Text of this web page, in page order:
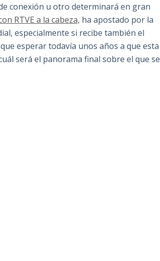
conexión u otro determinará en gran
RTVE a la cabeza, ha apostado por la
especialmente si recibe también el
esperar todavía unos años a que esta
será el panorama final sobre el que se